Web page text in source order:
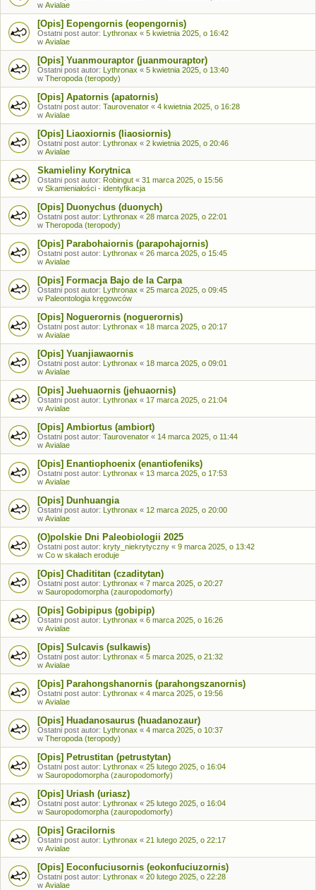
w Avialae
[Opis] Eopengornis (eopengornis)
Ostatni post autor: Lythronax « 5 kwietnia 2025, o 16:42
w Avialae
[Opis] Yuanmouraptor (juanmouraptor)
Ostatni post autor: Lythronax « 5 kwietnia 2025, o 13:40
w Theropoda (teropody)
[Opis] Apatornis (apatornis)
Ostatni post autor: Taurovenator « 4 kwietnia 2025, o 16:28
w Avialae
[Opis] Liaoxiornis (liaosiornis)
Ostatni post autor: Lythronax « 2 kwietnia 2025, o 20:46
w Avialae
Skamieliny Korytnica
Ostatni post autor: Robingut « 31 marca 2025, o 15:56
w Skamieniałości - identyfikacja
[Opis] Duonychus (duonych)
Ostatni post autor: Lythronax « 28 marca 2025, o 22:01
w Theropoda (teropody)
[Opis] Parabohaiornis (parapohajornis)
Ostatni post autor: Lythronax « 26 marca 2025, o 15:45
w Avialae
[Opis] Formacja Bajo de la Carpa
Ostatni post autor: Lythronax « 25 marca 2025, o 09:45
w Paleontologia kręgowców
[Opis] Noguerornis (noguerornis)
Ostatni post autor: Lythronax « 18 marca 2025, o 20:17
w Avialae
[Opis] Yuanjiawaornis
Ostatni post autor: Lythronax « 18 marca 2025, o 09:01
w Avialae
[Opis] Juehuaornis (jehuaornis)
Ostatni post autor: Lythronax « 17 marca 2025, o 21:04
w Avialae
[Opis] Ambiortus (ambiort)
Ostatni post autor: Taurovenator « 14 marca 2025, o 11:44
w Avialae
[Opis] Enantiophoenix (enantiofeniks)
Ostatni post autor: Lythronax « 13 marca 2025, o 17:53
w Avialae
[Opis] Dunhuangia
Ostatni post autor: Lythronax « 12 marca 2025, o 20:00
w Avialae
(O)polskie Dni Paleobiologii 2025
Ostatni post autor: kryty_niekrytyczny « 9 marca 2025, o 13:42
w Co w skałach eroduje
[Opis] Chadititan (czaditytan)
Ostatni post autor: Lythronax « 7 marca 2025, o 20:27
w Sauropodomorpha (zauropodomorfy)
[Opis] Gobipipus (gobipip)
Ostatni post autor: Lythronax « 6 marca 2025, o 16:26
w Avialae
[Opis] Sulcavis (sulkawis)
Ostatni post autor: Lythronax « 5 marca 2025, o 21:32
w Avialae
[Opis] Parahongshanornis (parahongszanornis)
Ostatni post autor: Lythronax « 4 marca 2025, o 19:56
w Avialae
[Opis] Huadanosaurus (huadanozaur)
Ostatni post autor: Lythronax « 4 marca 2025, o 10:37
w Theropoda (teropody)
[Opis] Petrustitan (petrustytan)
Ostatni post autor: Lythronax « 25 lutego 2025, o 16:04
w Sauropodomorpha (zauropodomorfy)
[Opis] Uriash (uriasz)
Ostatni post autor: Lythronax « 25 lutego 2025, o 16:04
w Sauropodomorpha (zauropodomorfy)
[Opis] Gracilornis
Ostatni post autor: Lythronax « 21 lutego 2025, o 22:17
w Avialae
[Opis] Eoconfuciusornis (eokonfuciuzornis)
Ostatni post autor: Lythronax « 20 lutego 2025, o 22:28
w Avialae